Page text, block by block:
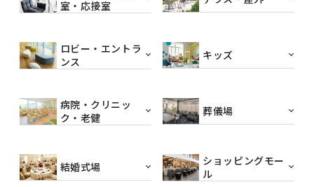
室・応接室
ロビー・エントラ
ンス
キッズ
病院・クリニッ
ク・老健
葬儀場
結婚式場
ショッピングモー
ル